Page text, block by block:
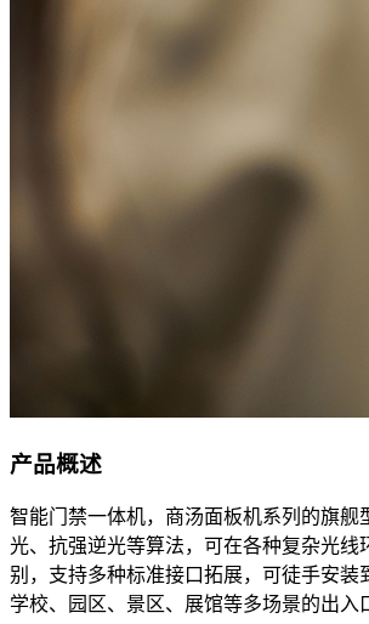
产品概述
智能门禁一体机，商汤面板机系列的旗舰
光、抗强逆光等算法，可在各种复杂光线
别，支持多种标准接口拓展，可徒手安装
学校、园区、景区、展馆等多场景的出入